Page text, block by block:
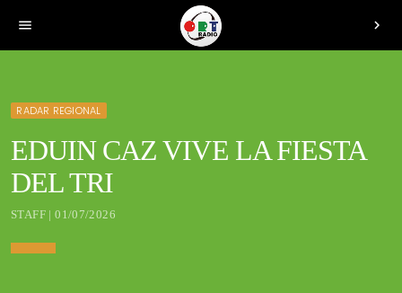
menu chevron_right
RADAR REGIONAL
EDUIN CAZ VIVE LA FIESTA
DEL TRI
STAFF | 01/07/2026